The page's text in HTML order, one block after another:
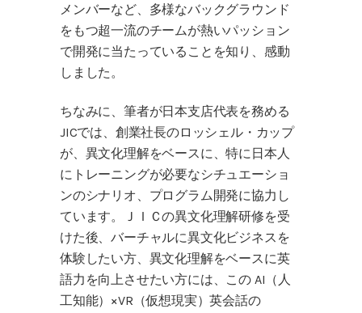
メンバーなど、多様なバックグラウンド
をもつ超一流のチームが熱いパッション
で開発に当たっていることを知り、感動
しました。
ちなみに、筆者が日本支店代表を務める
JICでは、創業社長のロッシェル・カップ
が、異文化理解をベースに、特に日本人
にトレーニングが必要なシチュエーショ
ンのシナリオ、プログラム開発に協力し
ています。ＪＩＣの異文化理解研修を受
けた後、バーチャルに異文化ビジネスを
体験したい方、異文化理解をベースに英
語力を向上させたい方には、この AI（人
工知能）×VR（仮想現実）英会話の